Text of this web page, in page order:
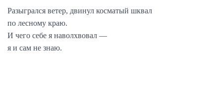
Разыгрался ветер, двинул косматый шквал
по лесному краю.
И чего себе я наволхвовал —
я и сам не знаю.